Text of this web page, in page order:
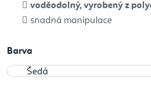
voděodolný, vyrobený z
snadná manipulace
Barva